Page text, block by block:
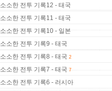
소소한 전투 기록12 - 태국
소소한 전투 기록11 - 태국
소소한 전투 기록10 - 일본
소소한 전투 기록9 - 태국
소소한 전투 기록8 - 태국 2
소소한 전투 기록7 - 태국 7
소소한 전투 기록6 - 러시아